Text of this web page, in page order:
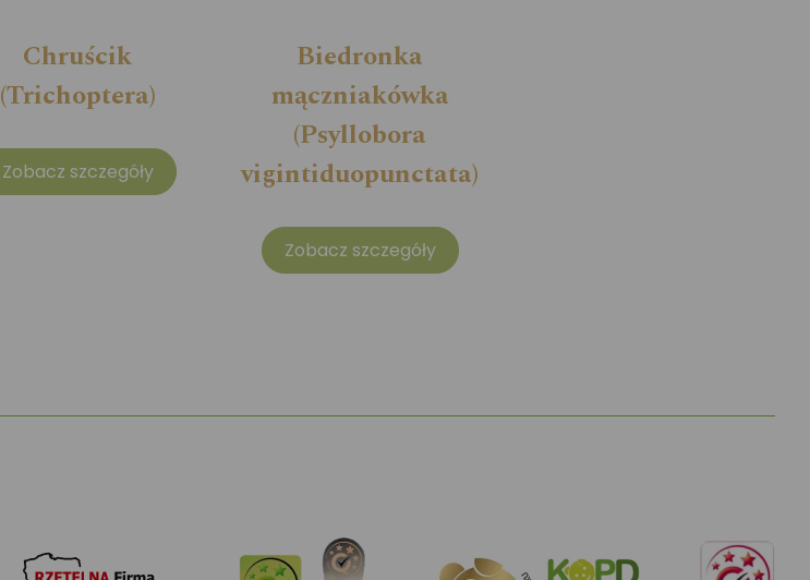
Chruścik
(Trichoptera)
Zobacz szczegóły
Biedronka
mączniakówka
(Psyllobora
vigintiduopunctata)
Zobacz szczegóły